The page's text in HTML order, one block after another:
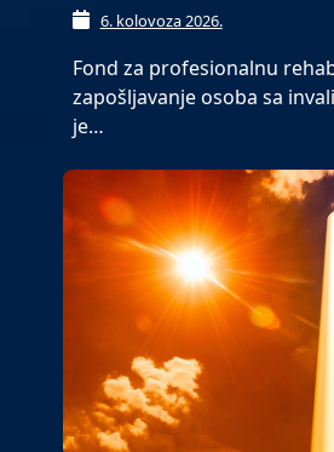
6. kolovoza 2026.
Fond za profesionalnu
zapošljavanje osoba sa
je…